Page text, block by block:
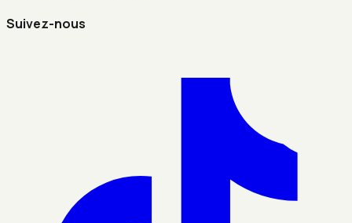
Suivez-nous